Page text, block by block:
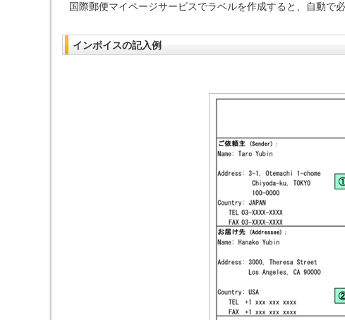
国際郵便マイページサービスでラベルを作成すると、自動で
インボイスの記入例